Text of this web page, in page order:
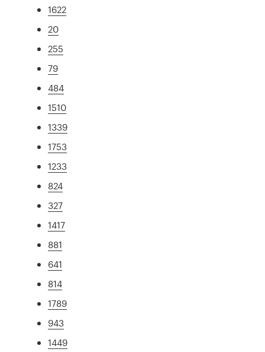
1622
20
255
79
484
1510
1339
1753
1233
824
327
1417
881
641
814
1789
943
1449